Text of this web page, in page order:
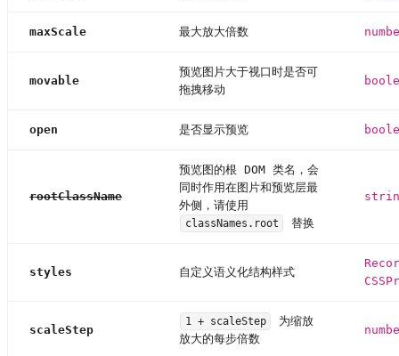
maxScale 最大放大倍数
movable
预览图片大于视口时是否可
拖拽移动
open 是否显示预览
rootClassName
预览图的根 DOM 类名，会
同时作用在图片和预览层最
外侧，请使用
classNames.root 替换
styles 自定义语义化结构样式
scaleStep
1 + scaleStep
为缩放
放大的每步倍数